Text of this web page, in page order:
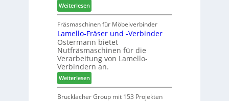
f
f
e
i
n
N
e
u
e
r
G
e
s
c
h
ä
Weiterlesen:
A
u
s
z
e
i
c
h
n
u
Fräsmaschinen für Möbelverbinder
Lamello-Fräser und -Verbinder
Ostermann bietet
Nutfräsmaschinen für die
Verarbeitung von Lamello-
Verbindern an.
Weiterlesen:
L
a
Brucklacher Group mit 153 Projekten